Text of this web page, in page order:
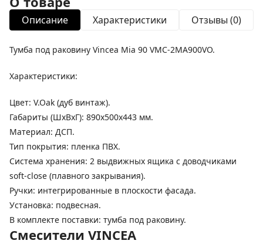
Описание Характеристики Отзывы (0)
Тумба под раковину Vincea Mia 90 VMC-2MA900VO.
Характеристики:
Цвет: V.Oak (дуб винтаж).
Габариты (ШхВхГ): 890х500х443 мм.
Материал: ДСП.
Тип покрытия: пленка ПВХ.
Система хранения: 2 выдвижных ящика с доводчиками
soft-close (плавного закрывания).
Ручки: интегрированные в плоскости фасада.
Установка: подвесная.
В комплекте поставки: тумба под раковину.
Смесители VINCEA